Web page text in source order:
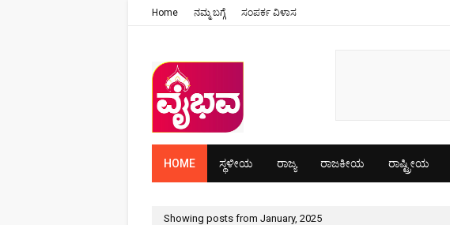
Home ನಮ್ಮ ಬಗ್ಗೆ ಸಂಪರ್ಕ ವಿಳಾಸ
HOME ಸ್ಥಳೀಯ ರಾಜ್ಯ ರಾಜಕೀಯ ರಾಷ್ಟ್ರೀಯ
Showing posts from January, 2025